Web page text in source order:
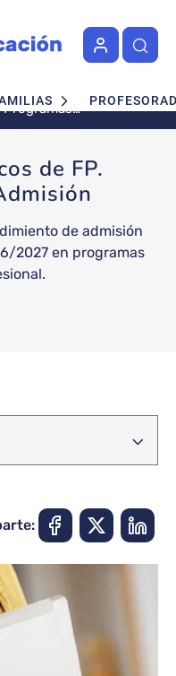
Programas
Específicos de FP.
Admisiónde FP.
de admisión
2027 en programas